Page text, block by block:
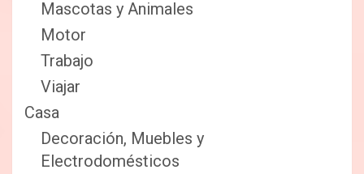
Mascotas y Animales
Motor
Trabajo
Viajar
Casa
Decoración, Muebles y
Electrodomésticos